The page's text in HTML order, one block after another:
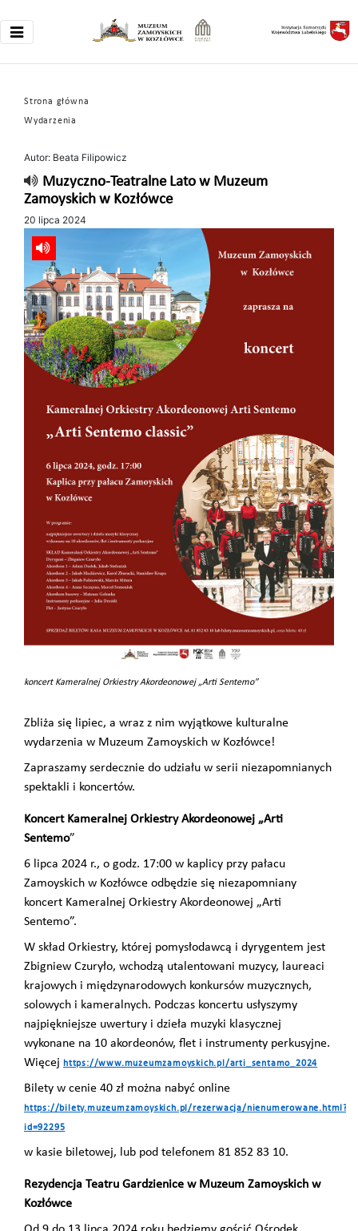
Strona główna
Wydarzenia
Autor: Beata Filipowicz
Muzyczno-Teatralne Lato w Muzeum
Zamoyskich w Kozłówce
20 lipca 2024
koncert Kameralnej Orkiestry Akordeonowej „Arti Sentemo”
Zbliża się lipiec, a wraz z nim wyjątkowe kulturalne
wydarzenia w Muzeum Zamoyskich w Kozłówce!
Zapraszamy serdecznie do udziału w serii niezapomnianych
spektakli i koncertów.
Koncert Kameralnej Orkiestry Akordeonowej „Arti
Sentemo”
6 lipca 2024 r., o godz. 17:00 w kaplicy przy pałacu
Zamoyskich w Kozłówce odbędzie się niezapomniany
koncert Kameralnej Orkiestry Akordeonowej „Arti
Sentemo”.
W skład Orkiestry, której pomysłodawcą i dyrygentem jest
Zbigniew Czuryło, wchodzą utalentowani muzycy, laureaci
krajowych i międzynarodowych konkursów muzycznych,
solowych i kameralnych. Podczas koncertu usłyszymy
najpiękniejsze uwertury i dzieła muzyki klasycznej
wykonane na 10 akordeonów, flet i instrumenty perkusyjne.
Więcej https://www.muzeumzamoyskich.pl/arti_sentamo_2024
Bilety w cenie 40 zł można nabyć online
https://bilety.muzeumzamoyskich.pl/rezerwacja/nienumerowane.html?
id=92295
w kasie biletowej, lub pod telefonem 81 852 83 10.
Rezydencja Teatru Gardzienice w Muzeum Zamoyskich w
Kozłówce